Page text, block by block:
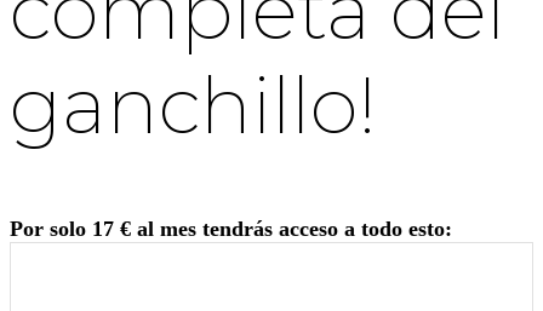
ganchillo!
Por solo 17 € al mes tendrás acceso a todo esto: